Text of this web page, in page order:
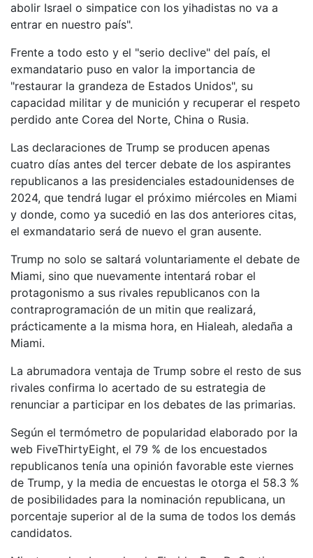
abolir Israel o simpatice con los yihadistas no va a
entrar en nuestro país".
Frente a todo esto y el "serio declive" del país, el
exmandatario puso en valor la importancia de
"restaurar la grandeza de Estados Unidos", su
capacidad militar y de munición y recuperar el respeto
perdido ante Corea del Norte, China o Rusia.
Las declaraciones de Trump se producen apenas
cuatro días antes del tercer debate de los aspirantes
republicanos a las presidenciales estadounidenses de
2024, que tendrá lugar el próximo miércoles en Miami
y donde, como ya sucedió en las dos anteriores citas,
el exmandatario será de nuevo el gran ausente.
Trump no solo se saltará voluntariamente el debate de
Miami, sino que nuevamente intentará robar el
protagonismo a sus rivales republicanos con la
contraprogramación de un mitin que realizará,
prácticamente a la misma hora, en Hialeah, aledaña a
Miami.
La abrumadora ventaja de Trump sobre el resto de sus
rivales confirma lo acertado de su estrategia de
renunciar a participar en los debates de las primarias.
Según el termómetro de popularidad elaborado por la
web FiveThirtyEight, el 79 % de los encuestados
republicanos tenía una opinión favorable este viernes
de Trump, y la media de encuestas le otorga el 58.3 %
de posibilidades para la nominación republicana, un
porcentaje superior al de la suma de todos los demás
candidatos.